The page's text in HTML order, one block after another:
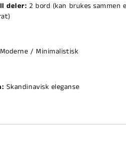
deler: 2 bord (kan brukes sammen
Moderne / Minimalistisk
Skandinavisk eleganse